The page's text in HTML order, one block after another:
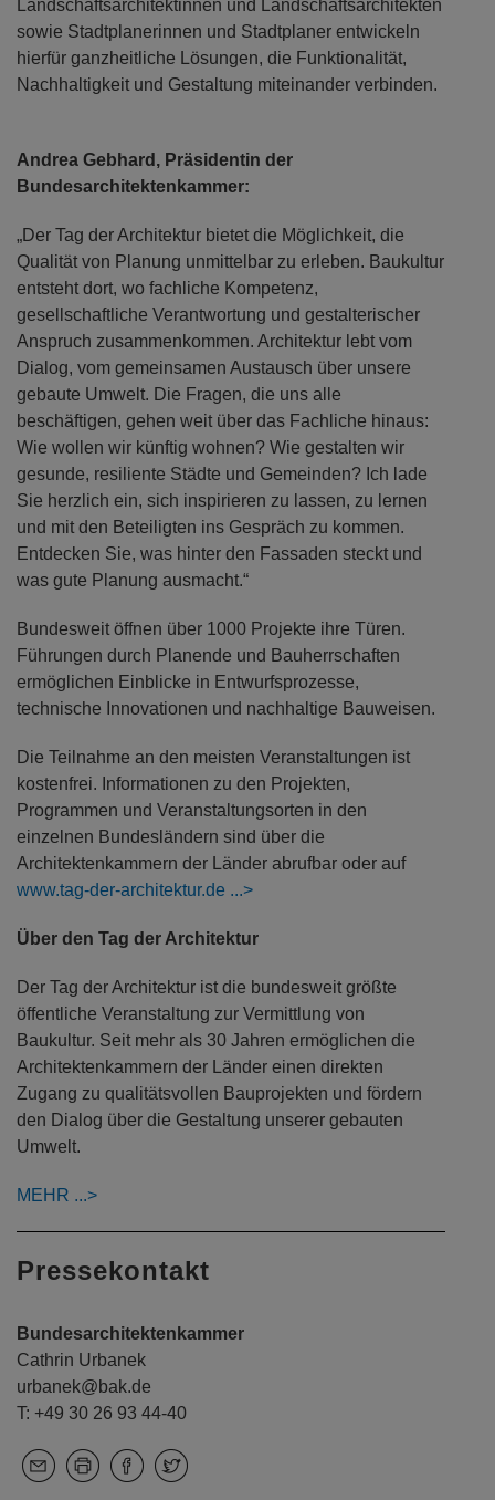
Landschaftsarchitektinnen und Landschaftsarchitekten
sowie Stadtplanerinnen und Stadtplaner entwickeln
hierfür ganzheitliche Lösungen, die Funktionalität,
Nachhaltigkeit und Gestaltung miteinander verbinden.
Andrea Gebhard, Präsidentin der
Bundesarchitektenkammer:
„Der Tag der Architektur bietet die Möglichkeit, die
Qualität von Planung unmittelbar zu erleben. Baukultur
entsteht dort, wo fachliche Kompetenz,
gesellschaftliche Verantwortung und gestalterischer
Anspruch zusammenkommen. Architektur lebt vom
Dialog, vom gemeinsamen Austausch über unsere
gebaute Umwelt. Die Fragen, die uns alle
beschäftigen, gehen weit über das Fachliche hinaus:
Wie wollen wir künftig wohnen? Wie gestalten wir
gesunde, resiliente Städte und Gemeinden? Ich lade
Sie herzlich ein, sich inspirieren zu lassen, zu lernen
und mit den Beteiligten ins Gespräch zu kommen.
Entdecken Sie, was hinter den Fassaden steckt und
was gute Planung ausmacht.“
Bundesweit öffnen über 1000 Projekte ihre Türen.
Führungen durch Planende und Bauherrschaften
ermöglichen Einblicke in Entwurfsprozesse,
technische Innovationen und nachhaltige Bauweisen.
Die Teilnahme an den meisten Veranstaltungen ist
kostenfrei. Informationen zu den Projekten,
Programmen und Veranstaltungsorten in den
einzelnen Bundesländern sind über die
Architektenkammern der Länder abrufbar oder auf
www.tag-der-architektur.de
Über den Tag der Architektur
Der Tag der Architektur ist die bundesweit größte
öffentliche Veranstaltung zur Vermittlung von
Baukultur. Seit mehr als 30 Jahren ermöglichen die
Architektenkammern der Länder einen direkten
Zugang zu qualitätsvollen Bauprojekten und fördern
den Dialog über die Gestaltung unserer gebauten
Umwelt.
MEHR
Pressekontakt
Bundesarchitektenkammer
Cathrin Urbanek
urbanek@bak.de
T: +49 30 26 93 44-40